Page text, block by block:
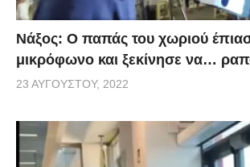
Νάξος: Ο παπάς του χωριού
μικρόφωνο και ξεκίνησε να…
23 ΑΥΓΟΎΣΤΟΥ, 2022